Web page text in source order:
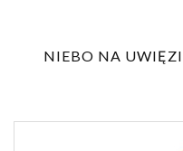
NIEBO NA